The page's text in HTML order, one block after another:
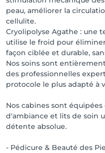
pour lisser la peau,
visiblement la cellulite.
Cryolipolyse Agathe :
utilise le froid pour
de façon ciblée et
sociale.
Nos soins sont
par des professionnelles
objectifs.
💇‍♀️ Un espace coiffure :
peau, améliorer la
cellulite.
Cryolipolyse Agathe : une
utilise le froid pour
façon ciblée et durable,
Nos soins sont
des professionnelles
protocole le plus adapté à
Nos cabines sont
d'ambiance et lits de soin
détente absolue.
- Pédicure & Beauté des